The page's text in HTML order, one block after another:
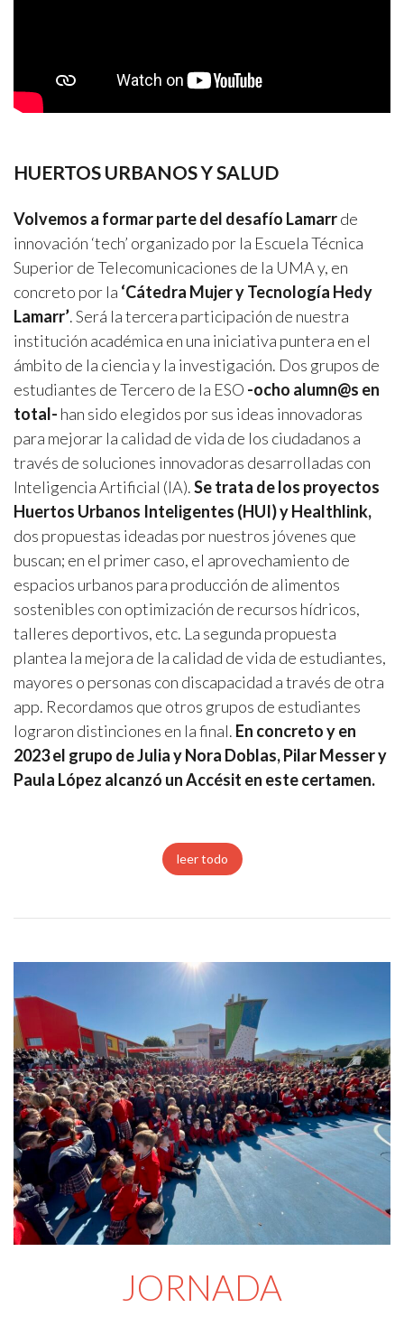
HUERTOS URBANOS Y SALUD
Volvemos a formar parte del desafío Lamarrde
innovación ‘tech’ organizado por la Escuela Técnica
Superior de Telecomunicaciones de la UMA y, en
concreto por la ‘Cátedra Mujer y Tecnología Hedy
Lamarr’. Será la tercera participación de nuestra
institución académica en una iniciativa puntera en el
ámbito de la ciencia y la investigación. Dos grupos de
estudiantes de Tercero de la ESO -ocho alumn@s en
total- han sido elegidos por sus ideas innovadoras
para mejorar la calidad de vida de los ciudadanos a
través de soluciones innovadoras desarrolladas con
Inteligencia Artificial (IA).Se trata de los proyectos
Huertos Urbanos Inteligentes (HUI) y Healthlink,
dos propuestas ideadas por nuestros jóvenes que
buscan; en el primer caso, el aprovechamiento de
espacios urbanos para producción de alimentos
sostenibles con optimización de recursos hídricos,
talleres deportivos, etc. La segunda propuesta
plantea la mejora de la calidad de vida de estudiantes,
mayores o personas con discapacidad a través de otra
app. Recordamos que otros grupos de estudiantes
lograron distinciones en la final. En concreto y en
2023 el grupo de Julia y Nora Doblas, Pilar Messer y
Paula López alcanzó un Accésit en este certamen.
leer todo
JORNADA